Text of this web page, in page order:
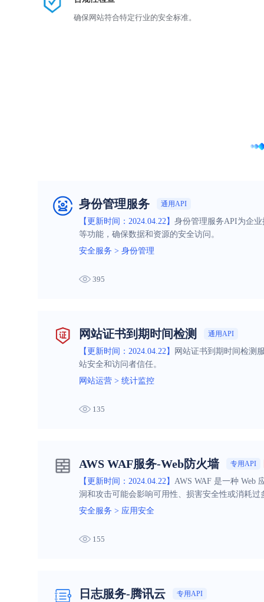
确保网站符合特定行业的安全标准。
身份管理服务 通用API
【更新时间：2024.04.22】 身份管理服务API为企
等功能，确保数据和资源的安全访问。
安全服务 > 身份管理
395
网站证书到期时间检测 通用API
【更新时间：2024.04.22】
网站证书到期时间检测
站安全和访问者信任。
网站运营 > 统计监控
135
AWS WAF服务-Web防火墙 专用API
【更新时间：2024.04.22】 AWS WAF 是一种 Web
洞和攻击可能会影响可用性、损害安全性或消耗过
安全服务 > 应用安全
155
日志服务-腾讯云 专用API